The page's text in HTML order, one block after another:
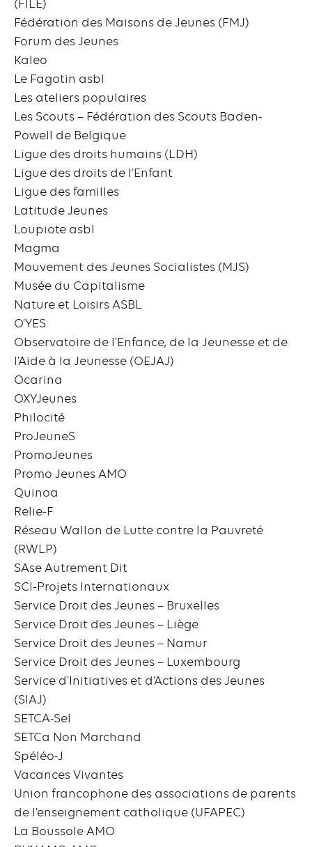
(FILE)
Fédération des Maisons de Jeunes (FMJ)
Forum des Jeunes
Kaleo
Le Fagotin asbl
Les ateliers populaires
Les Scouts – Fédération des Scouts Baden-
Powell de Belgique
Ligue des droits humains (LDH)
Ligue des droits de l’Enfant
Ligue des familles
Latitude Jeunes
Loupiote asbl
Magma
Mouvement des Jeunes Socialistes (MJS)
Musée du Capitalisme
Nature et Loisirs ASBL
O’YES
Observatoire de l’Enfance, de la Jeunesse et de
l’Aide à la Jeunesse (OEJAJ)
Ocarina
OXYJeunes
Philocité
ProJeuneS
PromoJeunes
Promo Jeunes AMO
Quinoa
Relie-F
Réseau Wallon de Lutte contre la Pauvreté
(RWLP)
SAse Autrement Dit
SCI-Projets Internationaux
Service Droit des Jeunes – Bruxelles
Service Droit des Jeunes – Liège
Service Droit des Jeunes – Namur
Service Droit des Jeunes – Luxembourg
Service d’Initiatives et d’Actions des Jeunes
(SIAJ)
SETCA-Sel
SETCa Non Marchand
Spéléo-J
Vacances Vivantes
Union francophone des associations de parents
de l’enseignement catholique (UFAPEC)
La Boussole AMO